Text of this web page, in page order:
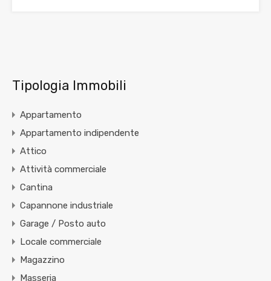
Tipologia Immobili
Appartamento
Appartamento indipendente
Attico
Attività commerciale
Cantina
Capannone industriale
Garage / Posto auto
Locale commerciale
Magazzino
Masseria